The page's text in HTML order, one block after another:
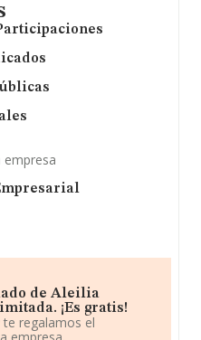
empresa
de Aleilia
¡Es gratis!
regalamos el